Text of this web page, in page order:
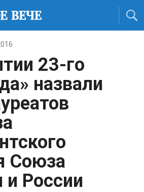
23-го
назвали
Союза
и России